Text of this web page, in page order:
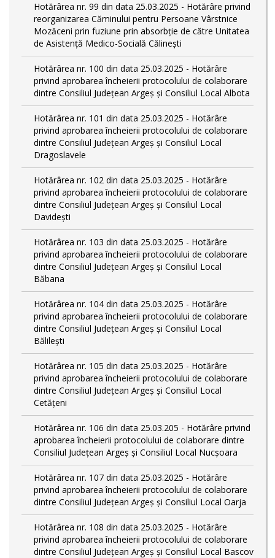
Hotărârea nr. 99 din data 25.03.2025 - Hotărâre privind
reorganizarea Căminului pentru Persoane Vârstnice
Mozăceni prin fuziune prin absorbție de către Unitatea
de Asistență Medico-Socială Călinești
Hotărârea nr. 100 din data 25.03.2025 - Hotărâre
privind aprobarea încheierii protocolului de colaborare
dintre Consiliul Județean Argeș și Consiliul Local Albota
Hotărârea nr. 101 din data 25.03.2025 - Hotărâre
privind aprobarea încheierii protocolului de colaborare
dintre Consiliul Județean Argeș și Consiliul Local
Dragoslavele
Hotărârea nr. 102 din data 25.03.2025 - Hotărâre
privind aprobarea încheierii protocolului de colaborare
dintre Consiliul Județean Argeș și Consiliul Local
Davidești
Hotărârea nr. 103 din data 25.03.2025 - Hotărâre
privind aprobarea încheierii protocolului de colaborare
dintre Consiliul Județean Argeș și Consiliul Local
Băbana
Hotărârea nr. 104 din data 25.03.2025 - Hotărâre
privind aprobarea încheierii protocolului de colaborare
dintre Consiliul Județean Argeș și Consiliul Local
Bălilești
Hotărârea nr. 105 din data 25.03.2025 - Hotărâre
privind aprobarea încheierii protocolului de colaborare
dintre Consiliul Județean Argeș și Consiliul Local
Cetățeni
Hotărârea nr. 106 din data 25.03.205 - Hotărâre privind
aprobarea încheierii protocolului de colaborare dintre
Consiliul Județean Argeș și Consiliul Local Nucșoara
Hotărârea nr. 107 din data 25.03.2025 - Hotărâre
privind aprobarea încheierii protocolului de colaborare
dintre Consiliul Județean Argeș și Consiliul Local Oarja
Hotărârea nr. 108 din data 25.03.2025 - Hotărâre
privind aprobarea încheierii protocolului de colaborare
dintre Consiliul Județean Argeș și Consiliul Local Bascov